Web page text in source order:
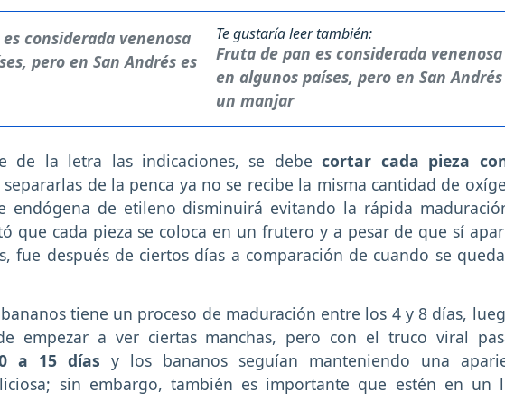
Te gustaría leer también:
Fruta de pan es considerada venenosa
en algunos países, pero en San
un manjar
de la letra las indicaciones, se debe cortar cada pieza
separarlas de la penca ya no se recibe la misma cantidad de
endógena de etileno disminuirá evitando la rápida
que cada pieza se coloca en un frutero y a pesar de que sí
fue después de ciertos días a comparación de cuando se
tiene un proceso de maduración entre los 4 y 8 días,
empezar a ver ciertas manchas, pero con el truco viral
a 15 días y los bananos seguían manteniendo una
sin embargo, también es importante que estén en un